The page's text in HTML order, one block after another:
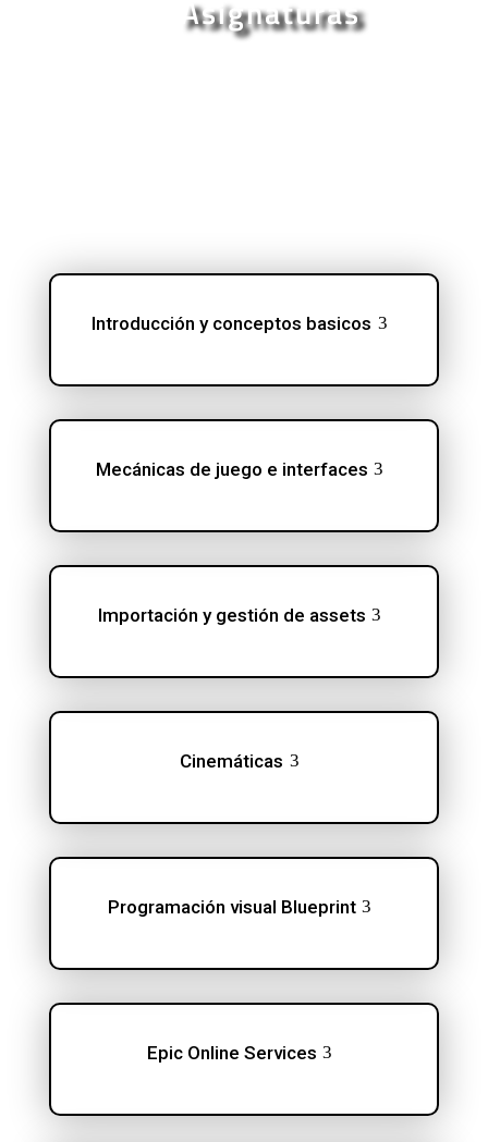
Asignaturas
Introducción y conceptos basicos
Mecánicas de juego e interfaces
Importación y gestión de assets
Cinemáticas
Programación visual Blueprint
Epic Online Services